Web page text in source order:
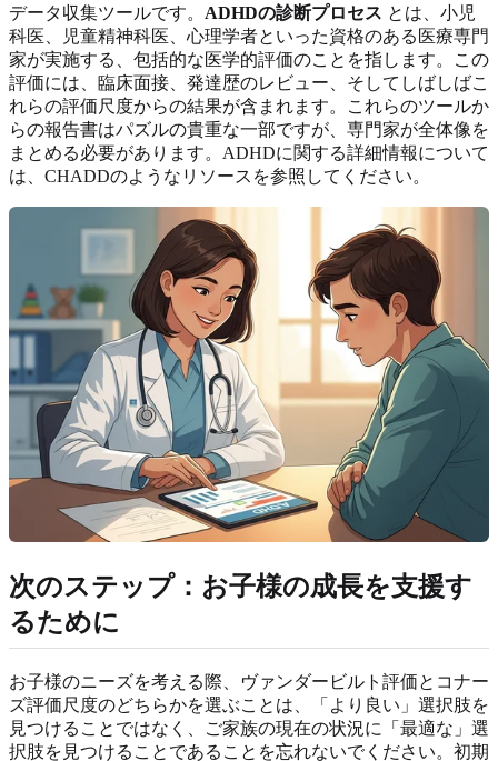
データ収集ツールです。 ADHDの診断プロセス とは、小児
科医、児童精神科医、心理学者といった資格のある医療専門
家が実施する、包括的な医学的評価のことを指します。この
評価には、臨床面接、発達歴のレビュー、そしてしばしばこ
れらの評価尺度からの結果が含まれます。これらのツールか
らの報告書はパズルの貴重な一部ですが、専門家が全体像を
まとめる必要があります。ADHDに関する詳細情報について
は、CHADDのようなリソースを参照してください。
次のステップ：お子様の成長を支援す
るために
お子様のニーズを考える際、ヴァンダービルト評価とコナー
ズ評価尺度のどちらかを選ぶことは、「より良い」選択肢を
見つけることではなく、ご家族の現在の状況に「最適な」選
択肢を見つけることであることを忘れないでください。初期